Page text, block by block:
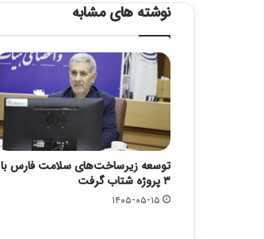
نوشته های مشابه
توسعه زیرساخت‌های سلامت فارس با
۳ پروژه شتاب گرفت
۱۴۰۵-۰۵-۱۵